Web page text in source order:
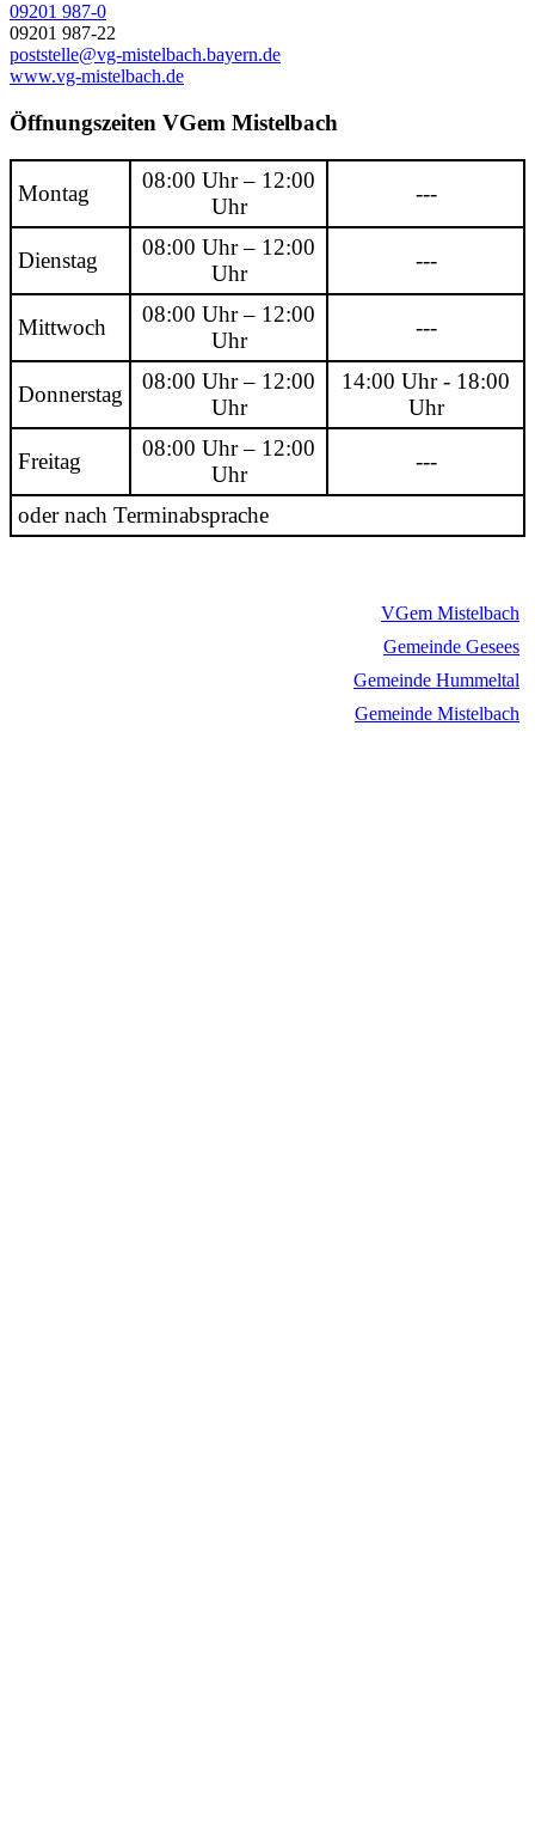
09201 987-0
09201 987-22
poststelle@vg-mistelbach.bayern.de
www.vg-mistelbach.de
Öffnungszeiten VGem Mistelbach
Montag
08:00 Uhr – 12:00
Uhr
---
Dienstag
08:00 Uhr – 12:00
Uhr
---
Mittwoch
08:00 Uhr – 12:00
Uhr
---
Donnerstag
08:00 Uhr – 12:00
Uhr
14:00 Uhr - 18:00
Uhr
Freitag
08:00 Uhr – 12:00
Uhr
---
oder nach Terminabsprache
VGem Mistelbach
Gemeinde Gesees
Gemeinde Hummeltal
Gemeinde Mistelbach